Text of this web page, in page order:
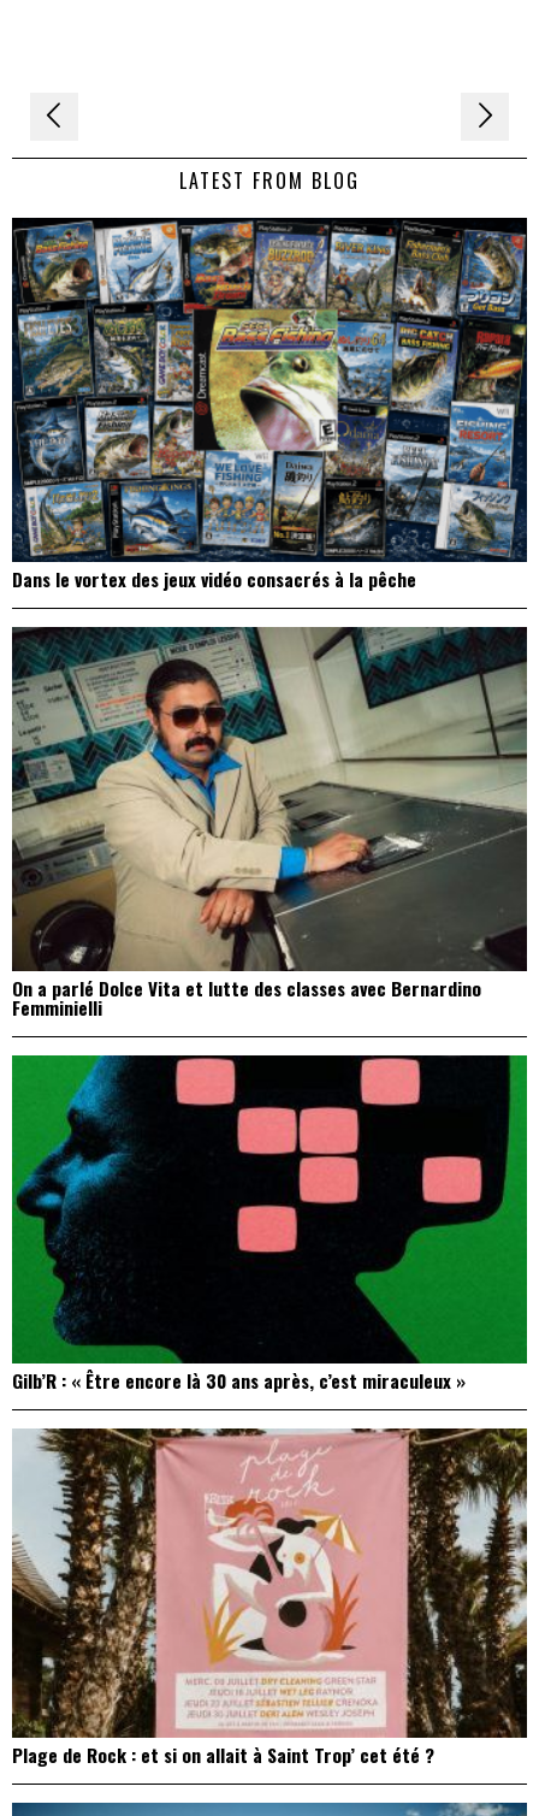
Navigation
de LATEST FROM BLOG
Dans le vortex des jeux vidéo consacrés à la pêche
On a parlé Dolce Vita et lutte des classes avec Bernardino
Femminielli
Gilb’R : « Être encore là 30 ans après, c’est miraculeux »
Plage de Rock : et si on allait à Saint Trop’ cet été ?